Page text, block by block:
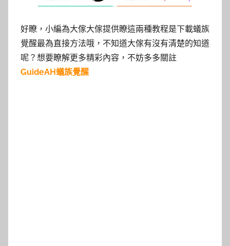
好瞭，小編為大傢大傢提供瞭這兩種教程是下載蟻族
覺醒最為直接方法哦，不知道大傢有沒有清楚的知道
呢？想要瞭解更多精彩內容，不妨多多關註
GuideAH蟻族覺醒